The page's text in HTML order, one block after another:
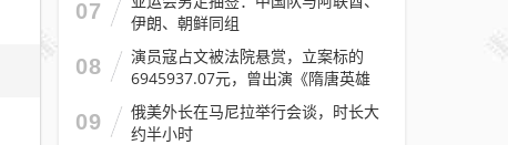
07
伊朗、朝鲜同组
08
演员寇占文被法院悬赏，立案标的
6945937.07元，曾出演《隋唐英雄
传》《逐玉》《镖人》等
09
俄美外长在马尼拉举行会谈，时长大
约半小时